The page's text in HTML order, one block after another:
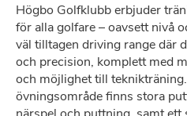
Högbo Golfklubberbjuder
för alla golfare – oavsett nivå
väl tilltagen driving range där
och precision, komplett med
och möjlighet till
övningsområde finns stora